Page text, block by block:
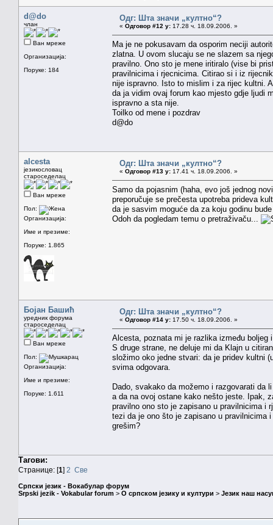
d@do
члан
Ван мреже
Организација:
Поруке: 184
Одг: Шта значи „култно“?
« Одговор #12 у: 17.28 ч. 18.09.2006. »
Ma je ne pokusavam da osporim neciji
zlatna. U ovom slucaju se ne slazem sa
pravilno. Ono sto je mene iritiralo (vise bi
pravilnicima i rjecnicima. Citirao si i iz
nije ispravno. Isto to mislim i za rijec kultni.
da ja vidim ovaj forum kao mjesto gdje ljudi
ispravno a sta nije.
Toilko od mene i pozdrav
d@do
alcesta
језикословац
староседелац
Ван мреже
Пол:
Организација:
Име и презиме:
Поруке: 1.865
Одг: Шта значи „култно“?
« Одговор #13 у: 17.41 ч. 18.09.2006. »
Samo da pojasnim (haha, evo još jednog
preporučuje se prečesta upotreba prideva
da je sasvim moguće da za koju godinu
Odoh da pogledam temu o pretraživaču...
Бојан Башић
уредник форума
староседелац
Ван мреже
Пол:
Организација:
Име и презиме:
Поруке: 1.611
Одг: Шта значи „култно“?
« Одговор #14 у: 17.50 ч. 18.09.2006. »
Alcesta, poznata mi je razlika između
S druge strane, ne deluje mi da Klajn u
složimo oko jedne stvari: da je pridev kultni
svima odgovara.
Dado, svakako da možemo i razgovarati da
a da na ovoj ostane kako nešto jeste. Ipak,
pravilno ono sto je zapisano u pravilnicima i
tezi da je ono što je zapisano u pravilnicima
grešim?
Тагови:
Странице: [1] 2 Све
Српски језик - Вокабулар форум
Srpski jezik - Vokabular forum > О српском језику и култури > Језик наш